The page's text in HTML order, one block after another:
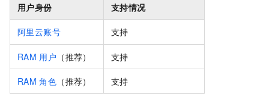
用户身份 支持情况
阿里云账号 支持
RAM 用户 （推荐） 支持
RAM 角色 （推荐） 支持